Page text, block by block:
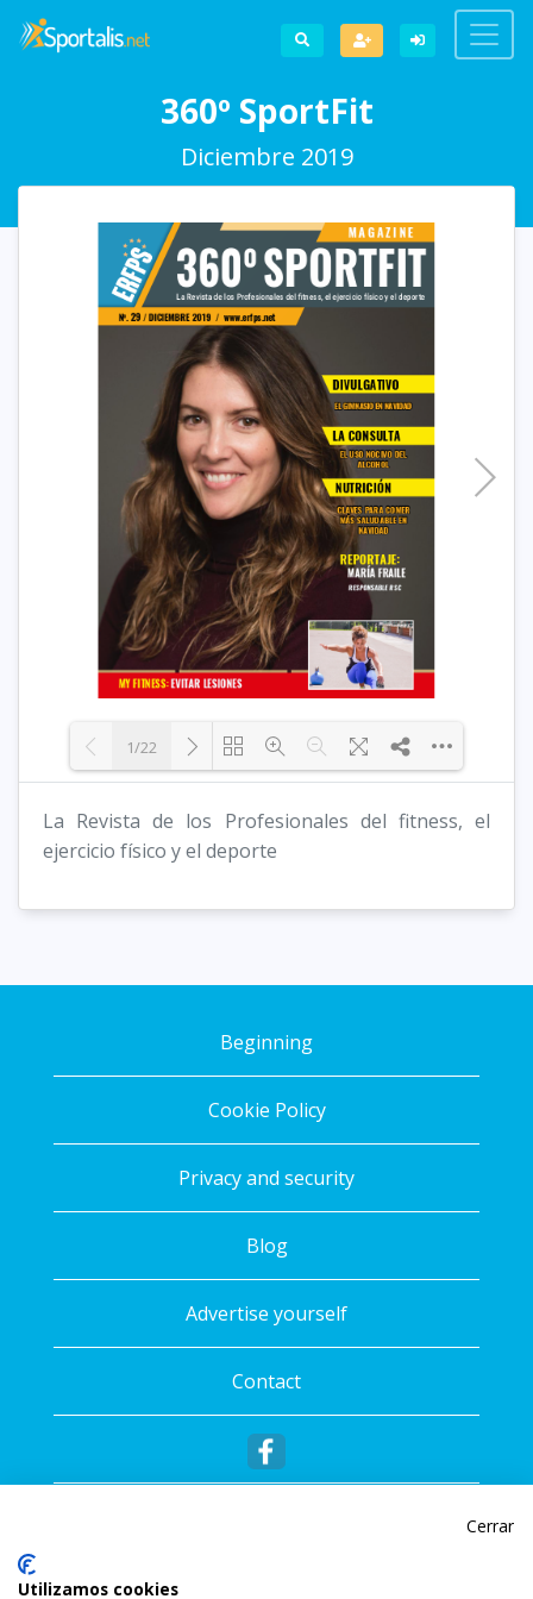
360º SportFit
Diciembre 2019
Loading PDF 9% ...
1/22
La Revista de los Profesionales del fitness, el
ejercicio físico y el deporte
Beginning
Cookie Policy
Privacy and security
Blog
Advertise yourself
Contact
Cerrar
Utilizamos cookies